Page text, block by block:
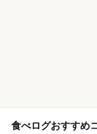
食べログおすすめ